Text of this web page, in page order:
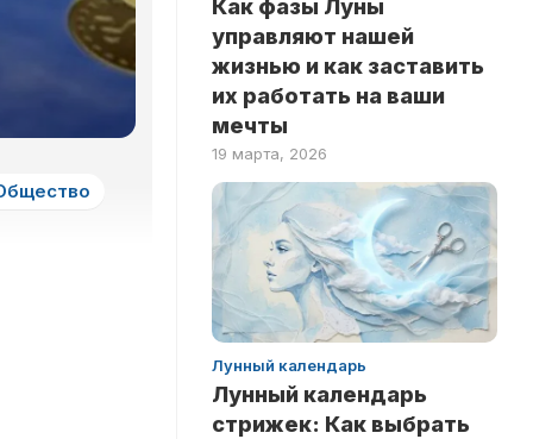
НА
ЛЮБОВЬ
ЭРУДИЦИЮ
ЗНАМЕНИТОСТЯМ
ЗДОРОВЬЕ
РИТУАЛЫ
Как фазы Луны
управляют нашей
жизнью и как заставить
их работать на ваши
мечты
19 марта, 2026
Лунный календарь
Лунный календарь
стрижек: Как выбрать